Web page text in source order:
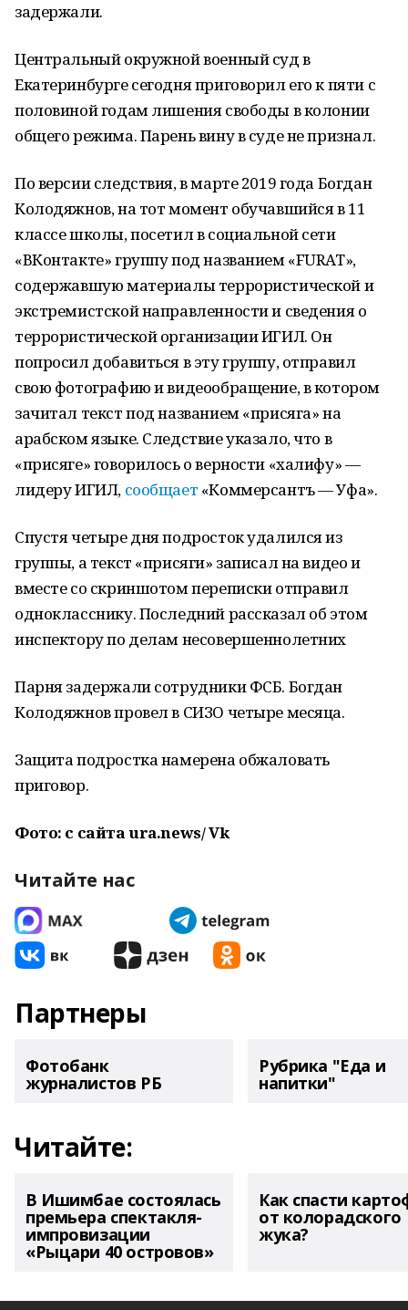
задержали.
Центральный окружной военный суд в
Екатеринбурге сегодня приговорил его к пяти с
половиной годам лишения свободы в колонии
общего режима. Парень вину в суде не признал.
По версии следствия, в марте 2019 года Богдан
Колодяжнов, на тот момент обучавшийся в 11
классе школы, посетил в социальной сети
«ВКонтакте» группу под названием «FURAT»,
содержавшую материалы террористической и
экстремистской направленности и сведения о
террористической организации ИГИЛ. Он
попросил добавиться в эту группу, отправил
свою фотографию и видеообращение, в котором
зачитал текст под названием «присяга» на
арабском языке. Следствие указало, что в
«присяге» говорилось о верности «халифу» —
лидеру ИГИЛ, сообщает «Коммерсантъ — Уфа».
Спустя четыре дня подросток удалился из
группы, а текст «присяги» записал на видео и
вместе со скриншотом переписки отправил
однокласснику. Последний рассказал об этом
инспектору по делам несовершеннолетних
Парня задержали сотрудники ФСБ. Богдан
Колодяжнов провел в СИЗО четыре месяца.
Защита подростка намерена обжаловать
приговор.
Фото: с сайта ura.news/ Vk
Читайте нас
Партнеры
Фотобанк
журналистов РБ
Рубрика "Еда и
напитки"
Читайте:
В Ишимбае состоялась
премьера спектакля-
импровизации
«Рыцари 40 островов»
Как спасти
от колорадского
жука?